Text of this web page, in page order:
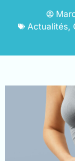
Actualités,